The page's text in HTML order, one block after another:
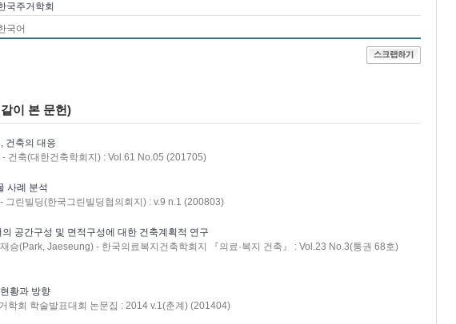
국주거학회
국어
이 본 문헌)
건축의 대응
건축(대한건축학회지) : Vol.61 No.05 (201705)
사례 분석
그린빌딩(한국그린빌딩협의회지) : v.9 n.1 (200803)
공간구성 및 면적구성에 대한 건축계획적 연구
승(Park, Jaeseung) - 한국의료복지건축학회지 『의료·복지 건축』 : Vol.23 No.3(통권 68호)
황과 방향
학회 학술발표대회 논문집 : 2014 v.1(춘계) (201404)